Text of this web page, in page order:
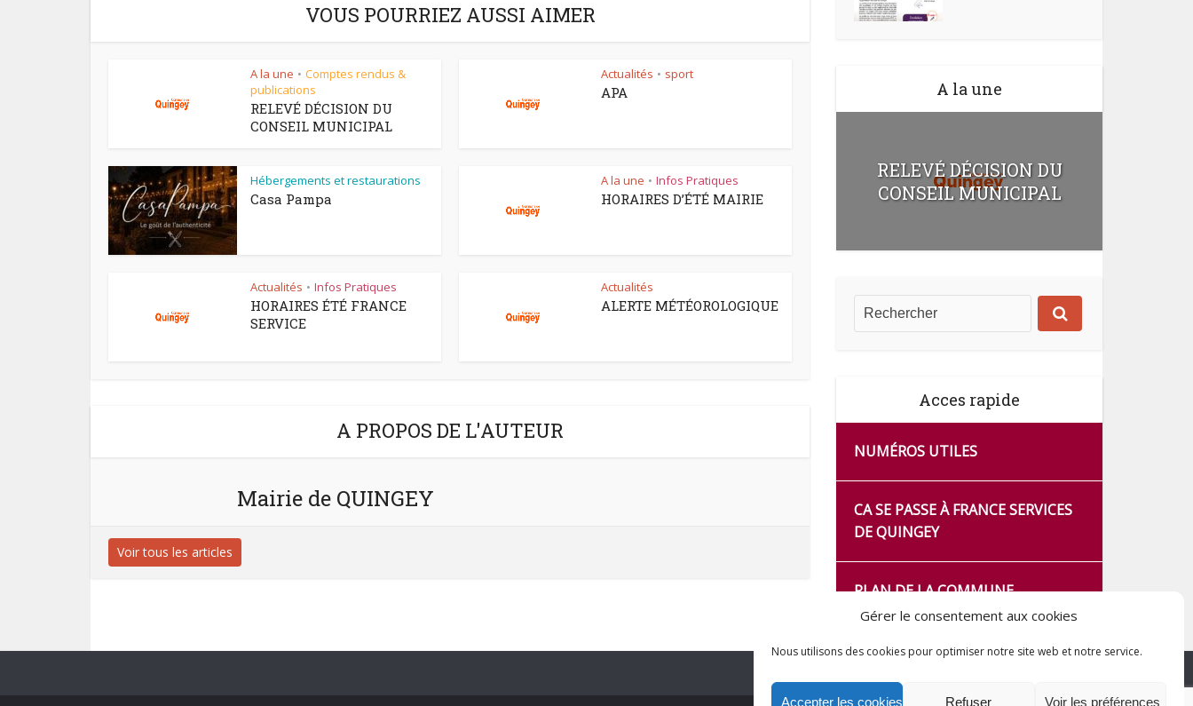
Gérer le consentement aux cookies
Nous utilisons des cookies pour optimiser notre site web et notre service.
Accepter les cookies Refuser Voir les préférences
VOUS POURRIEZ AUSSI AIMER
A la une • Comptes rendus &
publications
RELEVÉ DÉCISION DU
CONSEIL MUNICIPAL
Actualités • sport
APA
Hébergements et restaurations
Casa Pampa
A la une • Infos Pratiques
HORAIRES D’ÉTÉ MAIRIE
Actualités • Infos Pratiques
HORAIRES ÉTÉ FRANCE
SERVICE
Actualités
ALERTE MÉTÉOROLOGIQUE
A PROPOS DE L'AUTEUR
Mairie de QUINGEY
Voir tous les articles
A la une
RELEVÉ DÉCISION DU
CONSEIL MUNICIPAL
Acces rapide
NUMÉROS UTILES
CA SE PASSE À FRANCE SERVICES
DE QUINGEY
PLAN DE LA COMMUNE